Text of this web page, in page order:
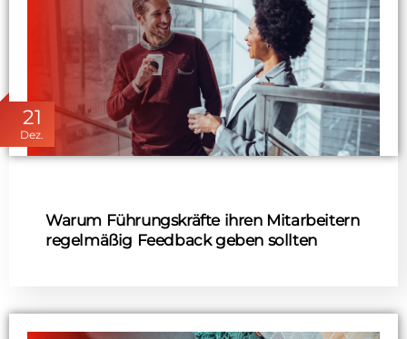
21
Dez.
Warum Führungskräfte ihren Mitarbeitern
regelmäßig Feedback geben sollten